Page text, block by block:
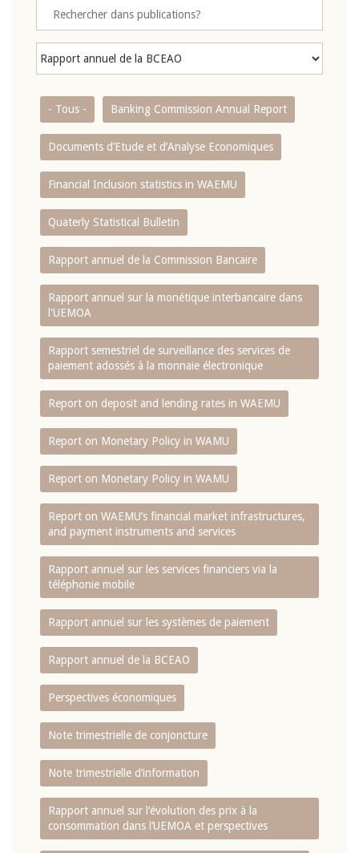
- Tous - Banking Commission Annual Report
Documents d’Etude et d’Analyse Economiques
Financial Inclusion statistics in WAEMU
Quaterly Statistical Bulletin
Rapport annuel de la Commission Bancaire
Rapport annuel sur la monétique interbancaire dans
l'UEMOA
Rapport semestriel de surveillance des services de
paiement adossés à la monnaie électronique
Report on deposit and lending rates in WAEMU
Report on Monetary Policy in WAMU
Report on Monetary Policy in WAMU
Report on WAEMU’s financial market infrastructures,
and payment instruments and services
Rapport annuel sur les services financiers via la
téléphonie mobile
Rapport annuel sur les systèmes de paiement
Rapport annuel de la BCEAO
Perspectives économiques
Note trimestrielle de conjoncture
Note trimestrielle d‘information
Rapport annuel sur l‘évolution des prix à la
consommation dans l‘UEMOA et perspectives